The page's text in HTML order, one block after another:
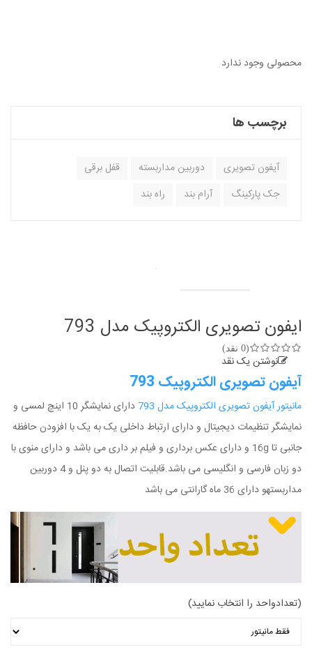
محصولی وجود ندارد
برچسب ها
آیفون تصویری دوربین مداربسته
قفل برقی
جک پارکینگ
آرام بند راه بند
ایفون تصویری الکتروپیک مدل 793
(0 نقد)
نوشتن یک نقد
آیفون تصویری الکتروپیک 793
مانیتور آیفون تصویری الکتروپیک مدل 793
دارای نمایشگر 10 اینچ لمسی و
نمایشگر تنظیمات دیجیتال و دارای ارتباط داخلی یک به یک با افزودن حافظه
جانبی تا 16g و دارای عکس برداری و فیلم بر داری می باشد و دارای منوی با
دو زبان فارسی و انگلیسی می باشد.قابلیت اتصال به دو پنل و 4 دوربین
مداربستهو دارای 36 ماه گارانتی می باشد
(تعدادواحد را انتخاب نمایید)